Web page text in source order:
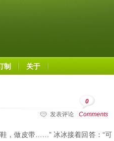
制 关于
0
Comments
发表评论
，做皮带……” 冰冰接着回答：“可